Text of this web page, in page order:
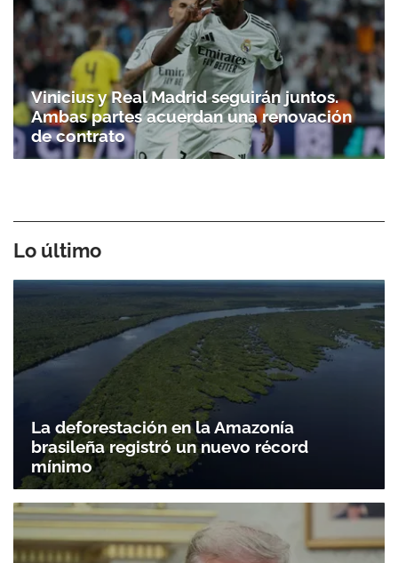
Vinicius y Real Madrid seguirán juntos.
Ambas partes acuerdan una renovación
de contrato
Lo último
La deforestación en la Amazonía
brasileña registró un nuevo récord
mínimo